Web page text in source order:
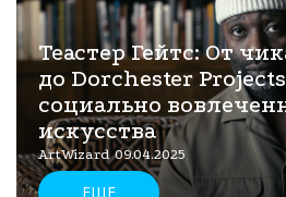
Теастер Гейтс: От
до Dorchester
социально
искусства
ArtWizard 09.04.2025
ЕЩЕ